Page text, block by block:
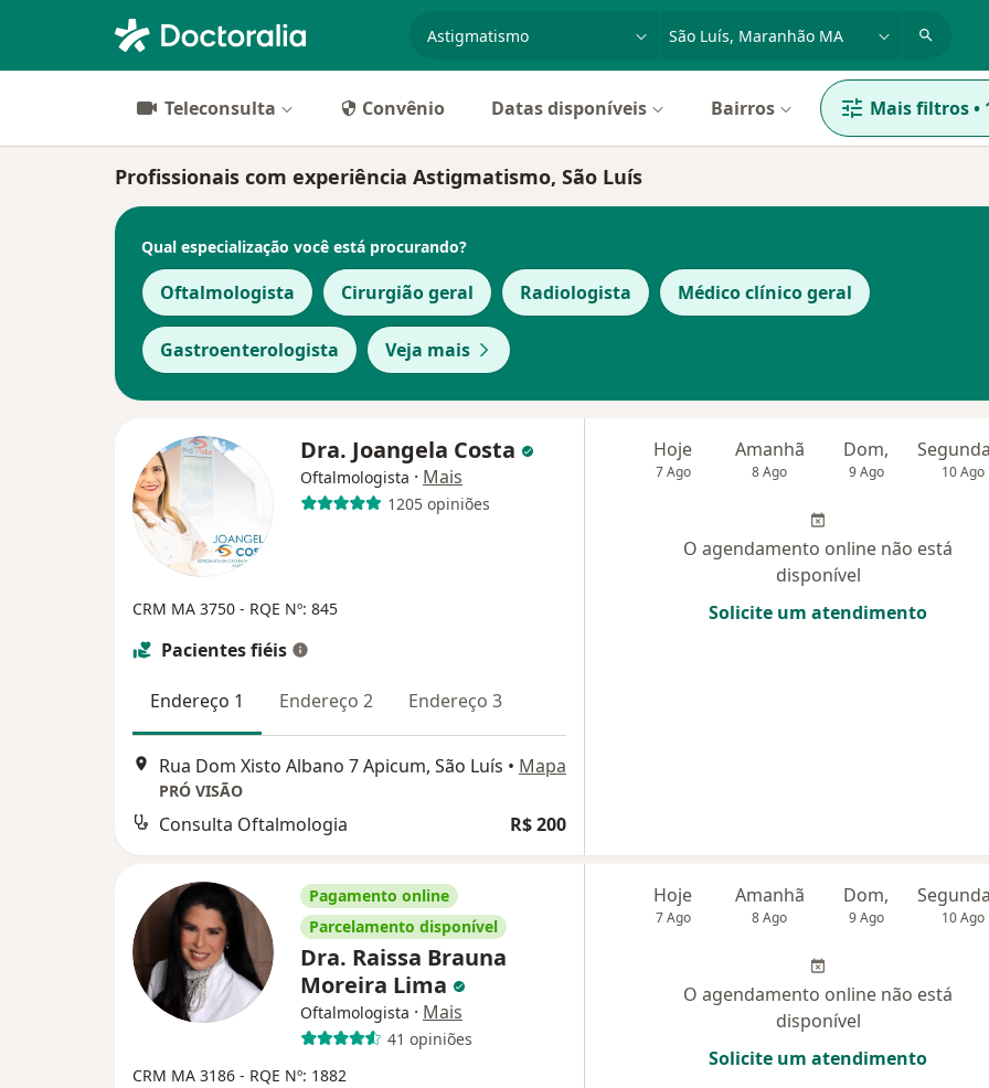
cidade ou região
Teleconsulta Convênio Datas disponíveis Bairros Mais filtros•
Profissionais com experiência Astigmatismo, São Luís
Qual especialização você está procurando?
Oftalmologista Cirurgião geral Radiologista Médico clínico geral
Gastroenterologista Veja mais
Dra. Joangela Costa
Oftalmologista · Mais
1205 opiniões
CRM MA 3750 - RQE Nº: 845
Pacientes fiéis
Endereço 1 Endereço 2 Endereço 3
Rua Dom Xisto Albano 7 Apicum, São Luís • Mapa
PRÓ VISÃO
Consulta Oftalmologia R$ 200
Hoje
7 Ago
Amanhã
8 Ago
Dom,
9 Ago 10 Ago
O agendamento online não está
disponível
Solicite um atendimento
Pagamento online
Parcelamento disponível
Dra. Raissa Brauna
Moreira Lima
Oftalmologista · Mais
41 opiniões
CRM MA 3186 - RQE Nº: 1882
Hoje
7 Ago
Amanhã
8 Ago
Dom,
9 Ago 10 Ago
O agendamento online não está
disponível
Solicite um atendimento